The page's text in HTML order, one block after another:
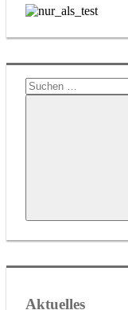
Suchen
nach:
Aktuelles